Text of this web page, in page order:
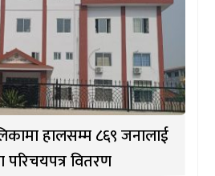
हालसम्म ८६९ जनालाई
परिचयपत्र वितरण